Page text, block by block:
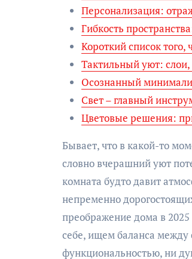
Персонализация:
Гибкость
Короткий список
Тактильный уют: слои,
Осознанный
Свет – главный
Цветовые решения:
Бывает, что в какой-то
словно вчерашний уют
комната будто давит
непременно
преображение дома в
себе, ищем баланса
функциональностью, ни